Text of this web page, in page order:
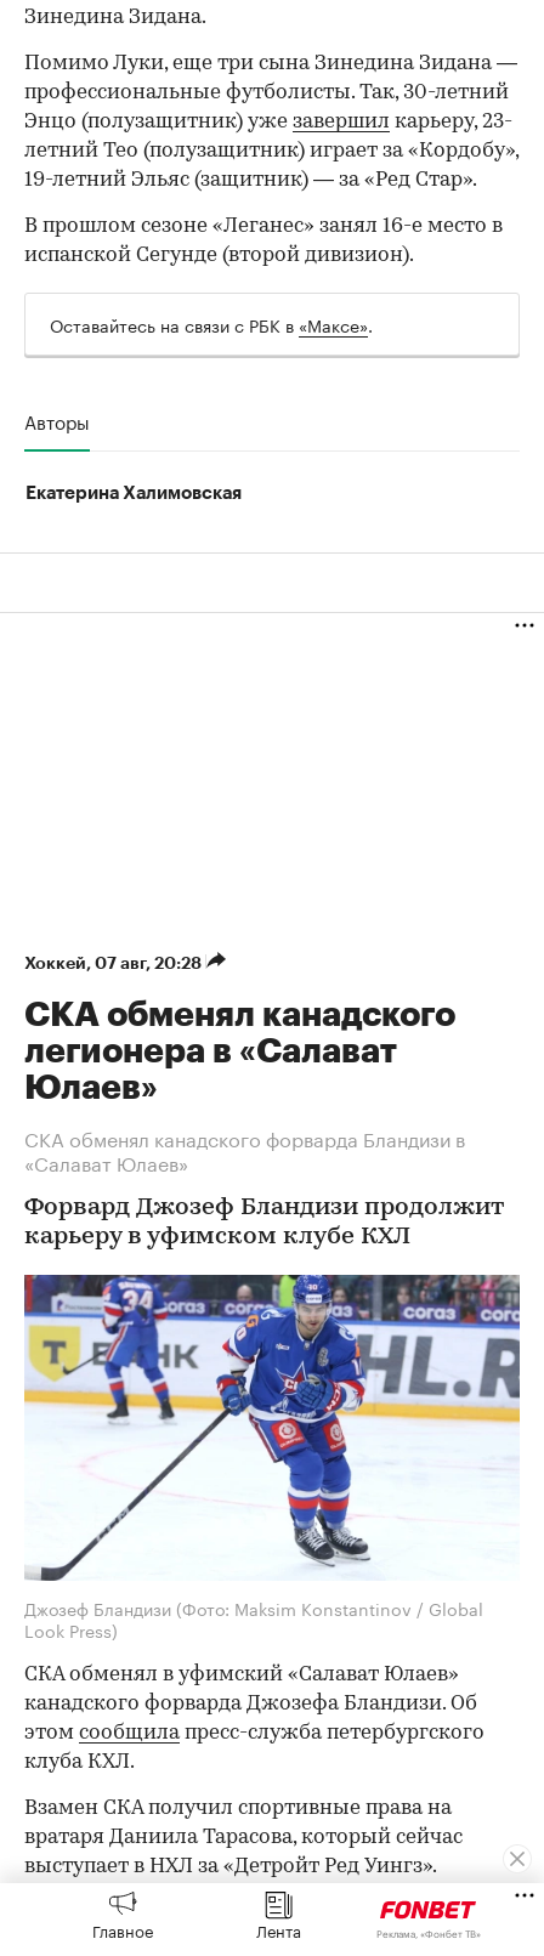
Зинедина Зидана.
Помимо Луки, еще три сына Зинедина Зидана —
профессиональные футболисты. Так, 30-летний
Энцо (полузащитник) уже завершил карьеру, 23-
летний Тео (полузащитник) играет за «Кордобу»,
19-летний Эльяс (защитник) — за «Ред Стар».
В прошлом сезоне «Леганес» занял 16-е место в
испанской Сегунде (второй дивизион).
Оставайтесь на связи с РБК в «Максе».
Авторы
Екатерина Халимовская
Хоккей 07 авг, 20:28
СКА обменял канадского
легионера в «Салават
Юлаев»
СКА обменял канадского форварда Бландизи в
«Салават Юлаев»
Форвард Джозеф Бландизи продолжит
карьеру в уфимском клубе КХЛ
Джозеф Бландизи (Фото: Maksim Konstantinov / Global
Look Press)
СКА обменял в уфимский «Салават Юлаев»
канадского форварда Джозефа Бландизи. Об
этом сообщилапресс-служба петербургского
клуба КХЛ.
Взамен СКА получил спортивные права на
вратаря Даниила Тарасова, который сейчас
выступает в НХЛ за «Детройт Ред Уингз».
Для 32-летнего Бландизи прошлый сезон стал
дебютным в КХЛ. Канадец в составе СКА провел
Главное Лента Реклама, «Фонбет ТВ»